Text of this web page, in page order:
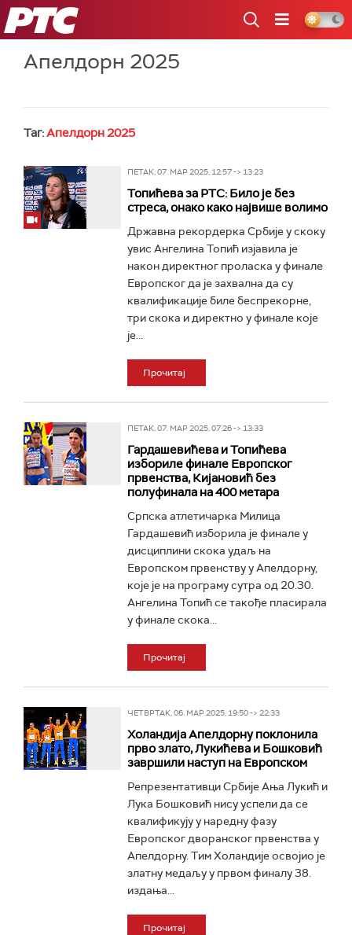
РТС
Апелдорн 2025
Таг:Апелдорн 2025
ПЕТАК, 07. МАР 2025, 12:57 -> 13:23
Топићева за РТС: Било је без
стреса, онако како највише волимо
Државна рекордерка Србије у скоку
увис Ангелина Топић изјавила је
након директног проласка у финале
Европског да је захвална да су
квалификације биле беспрекорне,
три скока и директно у финале које
је...
Прочитај
ПЕТАК, 07. МАР 2025, 07:26 -> 13:33
Гардашевићева и Топићева
избориле финале Европског
првенства, Кијановић без
полуфинала на 400 метара
Српска атлетичарка Милица
Гардашевић изборила је финале у
дисциплини скока удаљ на
Европском првенству у Апелдорну,
које је на програму сутра од 20.30.
Ангелина Топић се такође пласирала
у финале скока...
Прочитај
ЧЕТВРТАК, 06. МАР 2025, 19:50 -> 22:33
Холандија Апелдорну поклонила
прво злато, Лукићева и Бошковић
завршили наступ на Европском
Репрезентативци Србије Ања Лукић и
Лука Бошковић нису успели да се
квалификују у наредну фазу
Европског дворанског првенства у
Апелдорну. Тим Холандије освојио је
златну медаљу у првом финалу 38.
издања...
Прочитај